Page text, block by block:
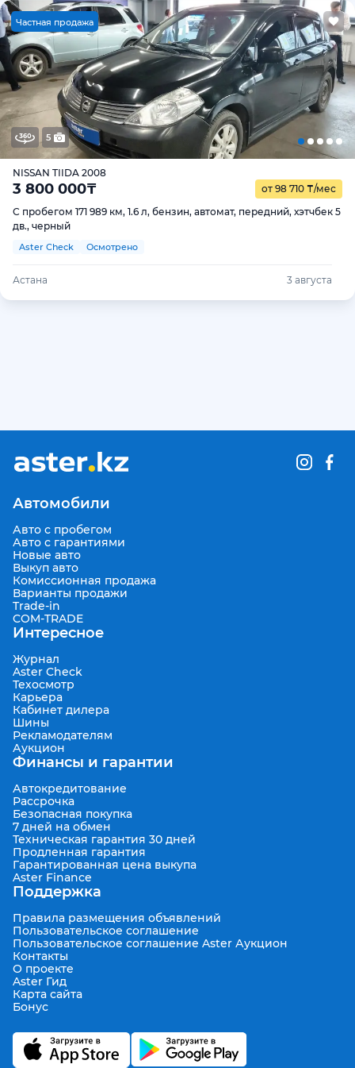
Частная продажа
5
NISSAN TIIDA 2008
3 800 000₸ от 98 710 ₸/мес
С пробегом 171 989 км, 1.6 л, бензин, автомат, передний, хэтчбек 5
дв., черный
Aster Check Осмотрено
Астана 3 августа
Автомобили
Авто с пробегом
Авто с гарантиями
Новые авто
Выкуп авто
Комиссионная продажа
Варианты продажи
Trade-in
COM-TRADE
Интересное
Журнал
Aster Check
Техосмотр
Карьера
Кабинет дилера
Шины
Рекламодателям
Аукцион
Финансы и гарантии
Автокредитование
Рассрочка
Безопасная покупка
7 дней на обмен
Техническая гарантия 30 дней
Продленная гарантия
Гарантированная цена выкупа
Aster Finance
Поддержка
Правила размещения объявлений
Пользовательское соглашение
Пользовательское соглашение Aster Аукцион
Контакты
О проекте
Aster Гид
Карта сайта
Бонус